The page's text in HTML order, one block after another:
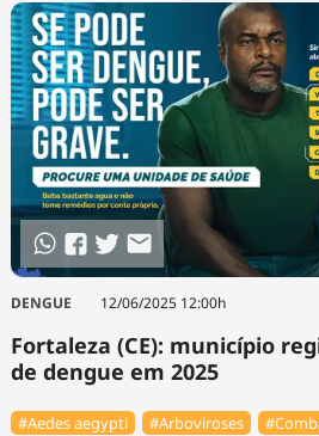
DENGUE 12/06/2025 12:00h
Fortaleza (CE): município
de dengue em 2025
#Aedes aegypti #Arboviroses